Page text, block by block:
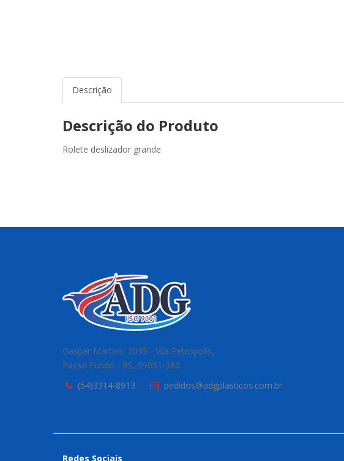
Descrição
Descrição do Produto
Rolete deslizador grande
Gaspar Martins, 2035 - Vila Petropolis,
Passo Fundo - RS, 99051-380
(54)3314-8913
pedidos@adgplasticos.com.br
Redes Sociais